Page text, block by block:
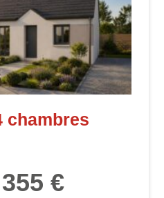
chambres
€